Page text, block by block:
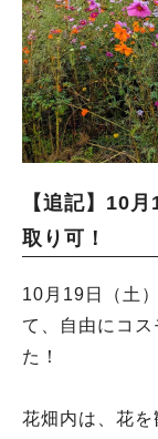
【追記】10
取り可！
10月19日（土
て、自由にコ
た！
花畑内は、花